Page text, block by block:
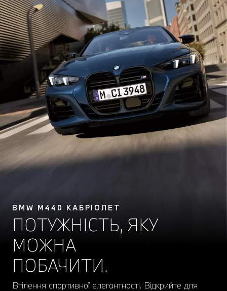
BMW M440 КАБРІОЛЕТ
ПОТУЖНІСТЬ, ЯКУ
МОЖНА
ПОБАЧИТИ.
Втілення спортивної елегантності. Відкрийте для